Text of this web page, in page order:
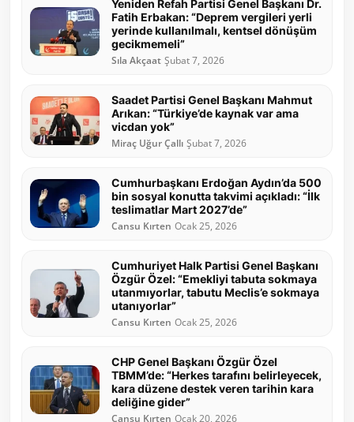
Yeniden Refah Partisi Genel Başkanı Dr.
Fatih Erbakan: “Deprem vergileri yerli
yerinde kullanılmalı, kentsel dönüşüm
gecikmemeli”
Sıla Akçaat Şubat 7, 2026
Saadet Partisi Genel Başkanı Mahmut
Arıkan: “Türkiye’de kaynak var ama
vicdan yok”
Miraç Uğur Çallı Şubat 7, 2026
Cumhurbaşkanı Erdoğan Aydın’da 500
bin sosyal konutta takvimi açıkladı: “İlk
teslimatlar Mart 2027’de”
Cansu Kırten Ocak 25, 2026
Cumhuriyet Halk Partisi Genel Başkanı
Özgür Özel: “Emekliyi tabuta sokmaya
utanmıyorlar, tabutu Meclis’e sokmaya
utanıyorlar”
Cansu Kırten Ocak 25, 2026
CHP Genel Başkanı Özgür Özel
TBMM’de: “Herkes tarafını belirleyecek,
kara düzene destek veren tarihin kara
deliğine gider”
Cansu Kırten Ocak 20, 2026